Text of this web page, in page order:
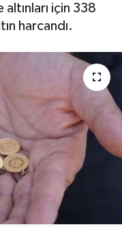
için 338
harcandı.